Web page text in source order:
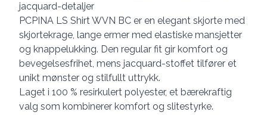
jacquard-detaljer
PCPINA LS Shirt WVN BC er en elegant skjorte med
skjortekrage, lange ermer med elastiske mansjetter
og knappelukking. Den regular fit gir komfort og
bevegelsesfrihet, mens jacquard-stoffet tilfører et
unikt mønster og stilfullt uttrykk.
Laget i 100 % resirkulert polyester, et bærekraftig
valg som kombinerer komfort og slitestyrke.